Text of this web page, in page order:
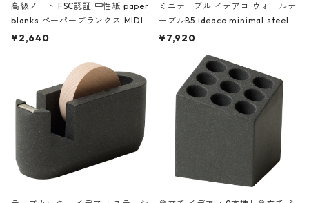
高級ノート FSC認証 中性紙 paper
blanks ペーパーブランクス MIDI
ハードカバー 罫線 ヴァン・ゴッホ
¥2,640
ミニテーブル イデアコ ウォールテ
ーブルB5 ideaco minimal steel f
urniture WALL Table B5 ネイビー
¥7,920